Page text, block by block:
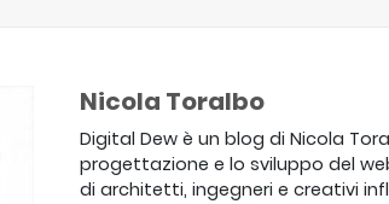
Nicola Toralbo
Digital Dew è un blog di Nicola
progettazione e lo sviluppo del
di architetti, ingegneri e creativi